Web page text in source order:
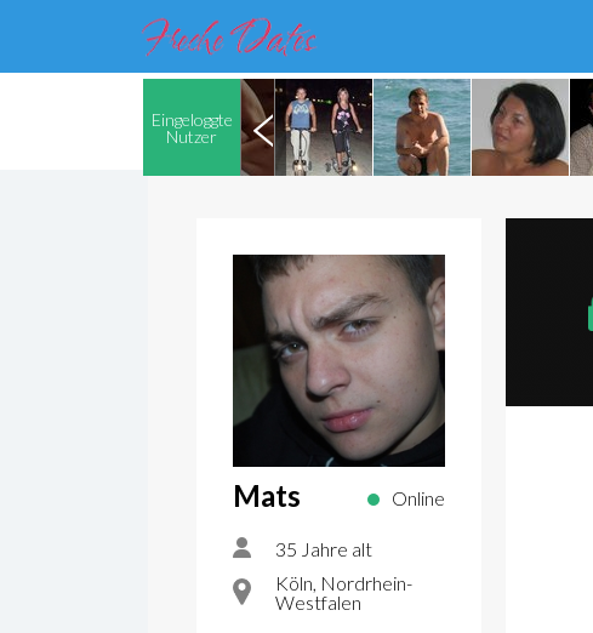
Eingeloggte
Nutzer
Mats Online
35 Jahre alt
Köln, Nordrhein-
Westfalen